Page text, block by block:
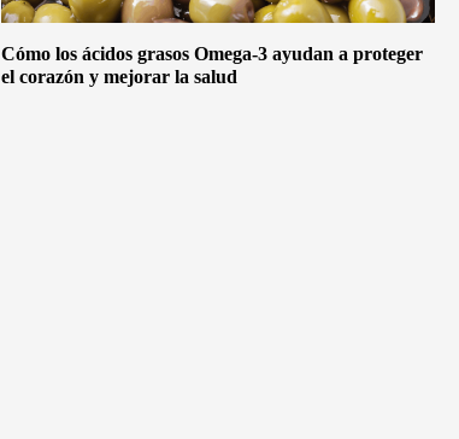
Cómo los ácidos grasos Omega-3 ayudan a proteger
el corazón y mejorar la salud